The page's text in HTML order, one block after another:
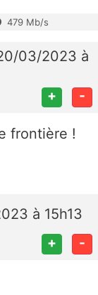
479 Mb/s
03/2023 à
+ -
frontière !
à 15h13
+ -